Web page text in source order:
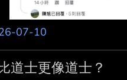
07-10
道士更像道士？